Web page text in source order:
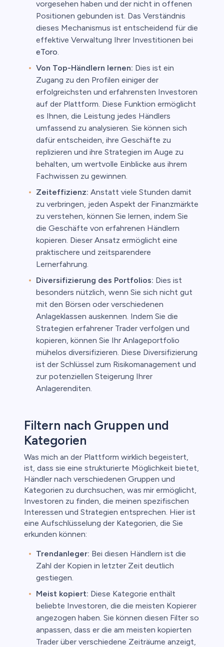
vorgesehen haben und der nicht in offenen
Positionen gebunden ist. Das Verständnis
dieses Mechanismus ist entscheidend für die
effektive Verwaltung Ihrer Investitionen bei
eToro
Von Top-Händlern lernen: Dies ist ein
Zugang zu den Profilen einiger der
erfolgreichsten und erfahrensten Investoren
auf der Plattform. Diese Funktion ermöglicht
es Ihnen, die Leistung jedes Händlers
umfassend zu analysieren. Sie können sich
dafür entscheiden, ihre Geschäfte zu
replizieren und ihre Strategien im Auge zu
behalten, um wertvolle Einblicke aus ihrem
Fachwissen zu gewinnen.
Zeiteffizienz: Anstatt viele Stunden damit
zu verbringen, jeden Aspekt der Finanzmärkte
zu verstehen, können Sie lernen, indem Sie
die Geschäfte von erfahrenen Händlern
kopieren. Dieser Ansatz ermöglicht eine
praktischere und zeitsparendere
Lernerfahrung.
Diversifizierung des Portfolios: Dies ist
besonders nützlich, wenn Sie sich nicht gut
mit den Börsen oder verschiedenen
Anlageklassen auskennen. Indem Sie die
Strategien erfahrener Trader verfolgen und
kopieren, können Sie Ihr Anlageportfolio
mühelos diversifizieren. Diese Diversifizierung
ist der Schlüssel zum Risikomanagement und
zur potenziellen Steigerung Ihrer
Anlagerenditen.
Filtern nach Gruppen und
Kategorien
Was mich an der Plattform wirklich begeistert,
ist, dass sie eine strukturierte Möglichkeit bietet,
Händler nach verschiedenen Gruppen und
Kategorien zu durchsuchen, was mir ermöglicht,
Investoren zu finden, die meinen spezifischen
Interessen und Strategien entsprechen. Hier ist
eine Aufschlüsselung der Kategorien, die Sie
erkunden können:
Trendanleger: Bei diesen Händlern ist die
Zahl der Kopien in letzter Zeit deutlich
gestiegen.
Meist kopiert: Diese Kategorie enthält
beliebte Investoren, die die meisten Kopierer
angezogen haben. Sie können diesen Filter so
anpassen, dass er die am meisten kopierten
Trader über verschiedene Zeiträume anzeigt,